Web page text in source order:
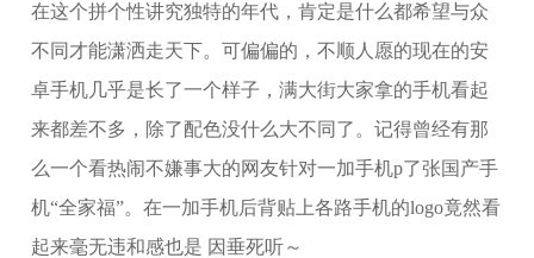
在这个拼个性讲究独特的年代，肯定是什么都希望与众
不同才能潇洒走天下。可偏偏的，不顺人愿的现在的安
卓手机几乎是长了一个样子，满大街大家拿的手机看起
来都差不多，除了配色没什么大不同了。记得曾经有那
么一个看热闹不嫌事大的网友针对一加手机p了张国产手
机“全家福”。在一加手机后背贴上各路手机的logo竟然看
起来毫无违和感也是 因垂死听～